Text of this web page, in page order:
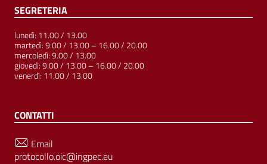
SEGRETERIA
lunedì: 11.00 / 13.00
martedì: 9.00 / 13.00 – 16.00 / 20.00
mercoledì: 9.00 / 13.00
giovedì: 9.00 / 13.00 – 16.00 / 20.00
venerdì: 11.00 / 13.00
CONTATTI
Email
protocollo.oic@ingpec.eu